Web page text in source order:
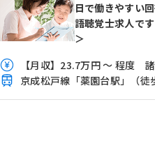
日で働きやすい
語聴覚士求人で
＞
【月収】23.7万円 ～ 程度
京成松戸線「薬園台駅」（徒